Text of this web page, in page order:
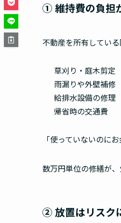
① 維持費の負担
不動産を所有してい
草刈り・庭木剪定
雨漏りや外壁補修
給排水設備の修理
帰省時の交通費
「使っていないのに
数万円単位の修繕が
② 放置はリスク